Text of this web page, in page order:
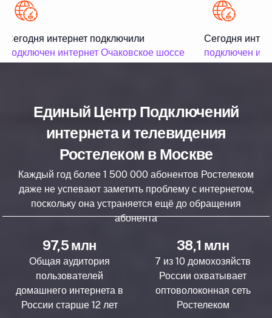
Сегодня интернет подключили
подключен интернет Очаковское шоссе
Сегодня
подключен
Единый Центр Подключений
интернета и телевидения
Ростелеком в Москве
Каждый год более 1 500 000 абонентов Ростелеком
даже не успевают заметить проблему с интернетом,
поскольку она устраняется ещё до обращения
абонента
97,5 млн
Общая аудитория
пользователей
домашнего интернета в
России старше 12 лет
38,1 млн
7 из 10 домохозяйств
России охватывает
оптоволоконная сеть
Ростелеком